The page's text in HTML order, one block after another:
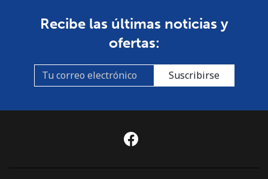
Recibe las últimas noticias y
ofertas:
Suscribirse